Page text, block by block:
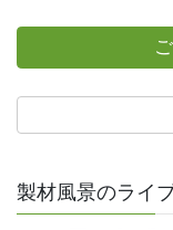
製材風景のライ